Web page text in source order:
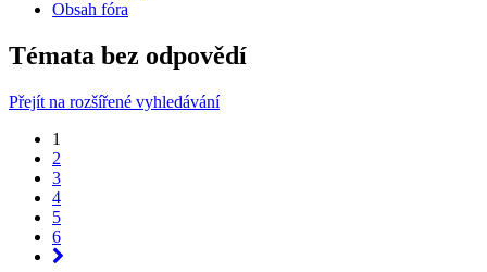
Obsah fóra
Témata bez odpovědí
Přejít na rozšířené vyhledávání
1
2
3
4
5
6